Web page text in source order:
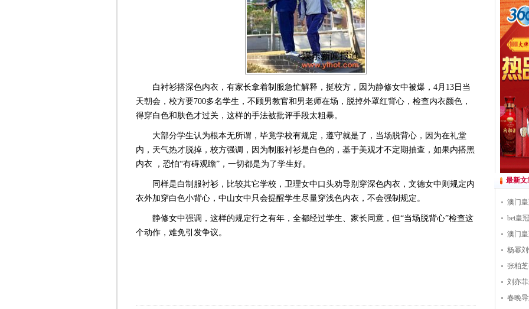
白衬衫搭深色内衣，有家长拿着制服急忙解释，挺校方，因为静修女中被爆，4月13日当
天朝会，校方要700多名学生，不顾男教官和男老师在场，脱掉外罩红背心，检查内衣颜色，
得穿白色和肤色才过关，这样的手法被批评手段太粗暴。
大部分学生认为根本无所谓，毕竟学校有规定，遵守就是了，当场脱背心，因为在礼堂
内，天气热才脱掉，校方强调，因为制服衬衫是白色的，基于美观才不定期抽查，如果内搭黑
内衣 ，恐怕“有碍观瞻”，一切都是为了学生好。
同样是白制服衬衫，比较其它学校，卫理女中口头劝导别穿深色内衣，文德女中则规定内
衣外加穿白色小背心，中山女中只会提醒学生尽量穿浅色内衣，不会强制规定。
静修女中强调，这样的规定行之有年，全都经过学生、家长同意，但“当场脱背心”检查这
个动作，难免引发争议。
最新文
澳门
bet皇
澳门
杨幂
张柏
刘亦
春晚